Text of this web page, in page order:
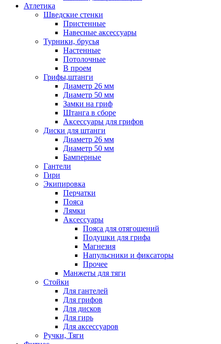
Атлетика
Шведские стенки
Пристенные
Навесные аксессуары
Турники, брусья
Настенные
Потолочные
В проем
Грифы,штанги
Диаметр 26 мм
Диаметр 50 мм
Замки на гриф
Штанга в сборе
Аксессуары для грифов
Диски для штанги
Диаметр 26 мм
Диаметр 50 мм
Бамперные
Гантели
Гири
Экипировка
Перчатки
Пояса
Лямки
Аксессуары
Пояса для отягощений
Подушки для грифа
Магнезия
Напульсники и фиксаторы
Прочее
Манжеты для тяги
Стойки
Для гантелей
Для грифов
Для дисков
Для гирь
Для аксессуаров
Ручки, Тяги